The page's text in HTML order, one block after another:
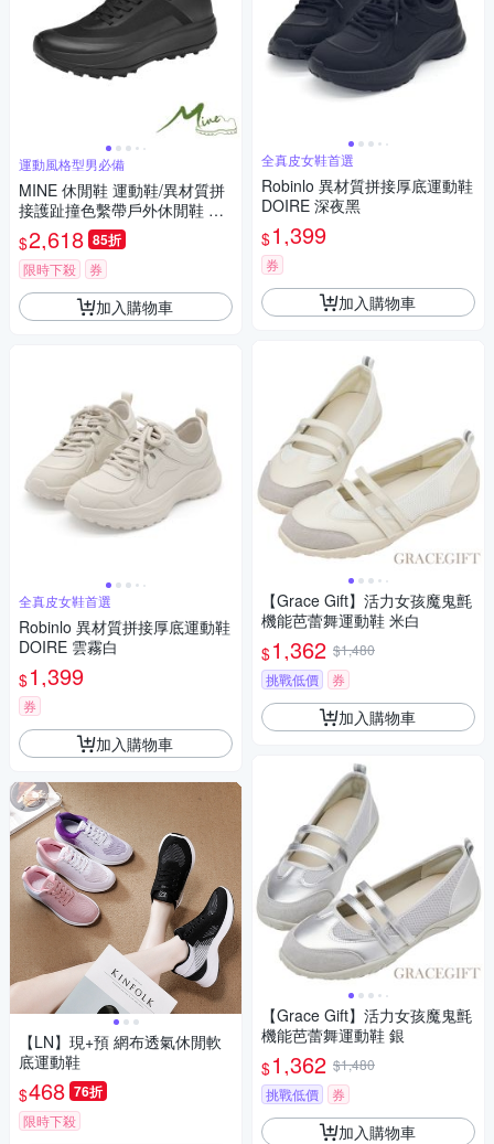
運動風格型男必備
MINE 休閒鞋 運動鞋/異材質拼
接護趾撞色繫帶戶外休閒鞋 運
動鞋 黑
$2,618 85折
限時下殺 券
加入購物車
全真皮女鞋首選
Robinlo 異材質拼接厚底運動鞋
DOIRE 雲霧白
$1,399
券
加入購物車
【LN】現+預 網布透氣休閒軟
底運動鞋
$468 76折
限時下殺
全真皮女鞋首選
Robinlo 異材質拼接厚底運動鞋
DOIRE 深夜黑
$1,399
券
加入購物車
【Grace Gift】活力女孩魔鬼氈
機能芭蕾舞運動鞋 米白
$1,362 $1,480
挑戰低價
券
加入購物車
【Grace Gift】活力女孩魔鬼氈
機能芭蕾舞運動鞋 銀
$1,362 $1,480
挑戰低價
券
加入購物車